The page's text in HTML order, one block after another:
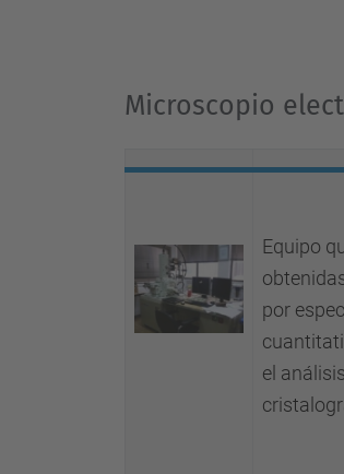
Microscopio
Equipo
por
el